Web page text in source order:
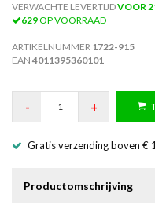
VERWACHTE LEVERTIJDVOOR
629OP VOORRAAD
ARTIKELNUMMER 1722-915
EAN 4011395360101
- +
Gratis verzending boven €
Productomschrijving